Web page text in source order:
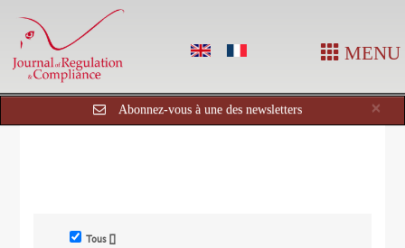
MENU
×
Abonnez-vous à une des newsletters
Tous []